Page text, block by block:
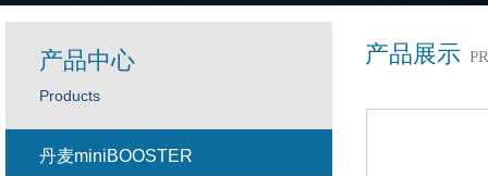
产品展示
产品中心
Products
丹麦miniBOOSTER